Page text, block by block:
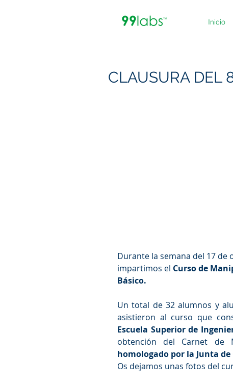
Inicio
CLAUSURA DEL
​Durante la semana del 17 de
impartimos el Curso de
Básico.
Un total de 32 alumnos y
asistieron al curso que
Escuela Superior de
homologado por la Junta de
Os dejamos unas fotos del